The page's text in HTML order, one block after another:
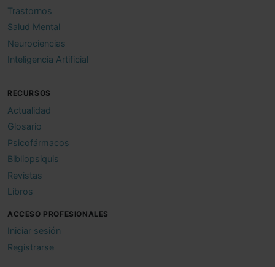
Trastornos
Salud Mental
Neurociencias
Inteligencia Artificial
RECURSOS
Actualidad
Glosario
Psicofármacos
Bibliopsiquis
Revistas
Libros
ACCESO PROFESIONALES
Iniciar sesión
Registrarse